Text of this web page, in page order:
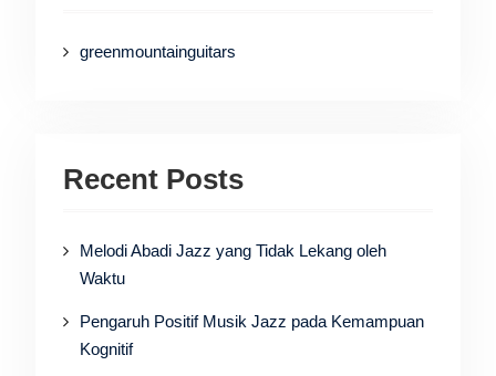
greenmountainguitars
Recent Posts
Melodi Abadi Jazz yang Tidak Lekang oleh
Waktu
Pengaruh Positif Musik Jazz pada Kemampuan
Kognitif